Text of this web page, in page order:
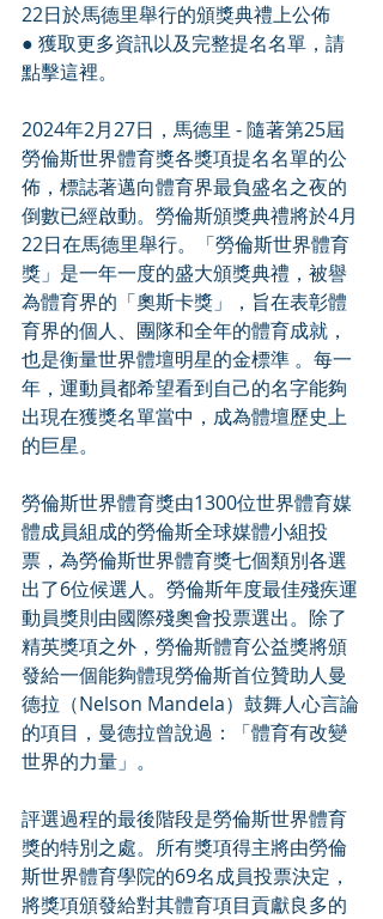
22日於馬德里舉行的頒獎典禮上公佈
● 獲取更多資訊以及完整提名名單，請
點擊這裡。
2024年2月27日，馬德里 - 隨著第25屆
勞倫斯世界體育獎各獎項提名名單的公
佈，標誌著邁向體育界最負盛名之夜的
倒數已經啟動。勞倫斯頒獎典禮將於4月
22日在馬德里舉行。「勞倫斯世界體育
獎」是一年一度的盛大頒獎典禮，被譽
為體育界的「奧斯卡獎」，旨在表彰體
育界的個人、團隊和全年的體育成就，
也是衡量世界體壇明星的金標準 。每一
年，運動員都希望看到自己的名字能夠
出現在獲獎名單當中，成為體壇歷史上
的巨星。
勞倫斯世界體育獎由1300位世界體育媒
體成員組成的勞倫斯全球媒體小組投
票，為勞倫斯世界體育獎七個類別各選
出了6位候選人。勞倫斯年度最佳殘疾運
動員獎則由國際殘奧會投票選出。除了
精英獎項之外，勞倫斯體育公益獎將頒
發給一個能夠體現勞倫斯首位贊助人曼
德拉（Nelson Mandela）鼓舞人心言論
的項目，曼德拉曾說過：「體育有改變
世界的力量」。
評選過程的最後階段是勞倫斯世界體育
獎的特別之處。所有獎項得主將由勞倫
斯世界體育學院的69名成員投票決定，
將獎項頒發給對其體育項目貢獻良多的